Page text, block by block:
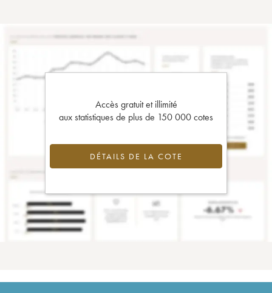
Accès gratuit et illimité
aux statistiques de plus de 150 000 cotes
DÉTAILS DE LA COTE